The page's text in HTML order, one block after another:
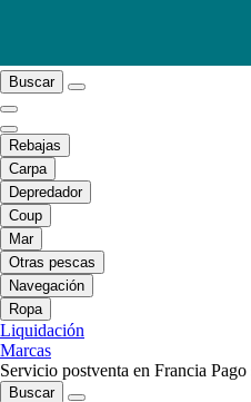
Buscar
Rebajas
Carpa
Depredador
Coup
Mar
Otras pescas
Navegación
Ropa
Liquidación
Marcas
Servicio postventa en Francia Pago
Buscar